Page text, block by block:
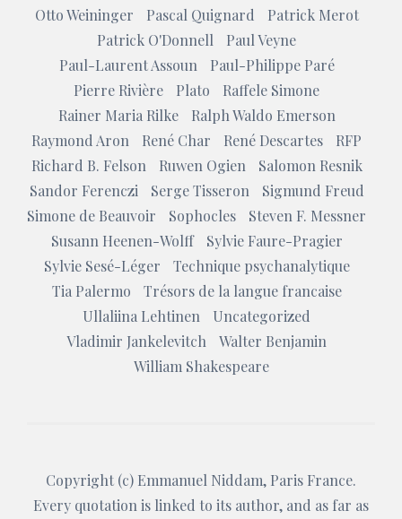
Otto Weininger
Pascal Quignard
Patrick Merot
Patrick O'Donnell
Paul Veyne
Paul-Laurent Assoun
Paul-Philippe Paré
Pierre Rivière
Plato
Raffele Simone
Rainer Maria Rilke
Ralph Waldo Emerson
Raymond Aron
René Char René Descartes
RFP
Richard B. Felson
Ruwen Ogien
Salomon Resnik
Sandor Ferenczi
Serge Tisseron
Sigmund Freud
Simone de Beauvoir
Sophocles
Steven F. Messner
Susann Heenen-Wolff
Sylvie Faure-Pragier
Sylvie Sesé-Léger
Technique psychanalytique
Tia Palermo
Trésors de la langue francaise
Ullaliina Lehtinen
Uncategorized
Vladimir Jankelevitch
Walter Benjamin
William Shakespeare
Copyright (c) Emmanuel Niddam, Paris France.
Every quotation is linked to its author, and as far as